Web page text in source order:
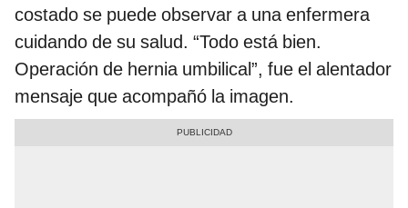
costado se puede observar a una enfermera
cuidando de su salud. “Todo está bien.
Operación de hernia umbilical”, fue el alentador
mensaje que acompañó la imagen.